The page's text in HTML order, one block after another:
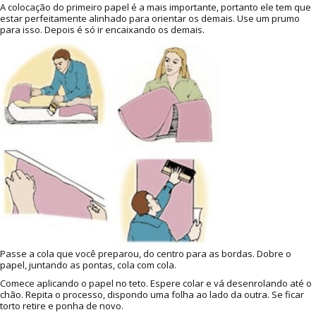
A colocação do primeiro papel é a mais importante, portanto ele tem que
estar perfeitamente alinhado para orientar os demais. Use um prumo
para isso. Depois é só ir encaixando os demais.
Passe a cola que você preparou, do centro para as bordas. Dobre o
papel, juntando as pontas, cola com cola.
Comece aplicando o papel no teto. Espere colar e vá desenrolando até o
chão. Repita o processo, dispondo uma folha ao lado da outra. Se ficar
torto retire e ponha de novo.